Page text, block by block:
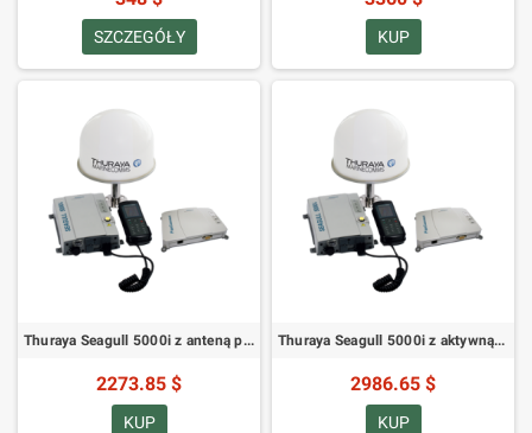
SZCZEGÓŁY KUP
Thuraya Seagull 5000i z anteną pasywną i kablem antenowym 5m
2273.85 $
KUP
Thuraya Seagull 5000i z aktywną anteną i 10m kablem antenowym
2986.65 $
KUP